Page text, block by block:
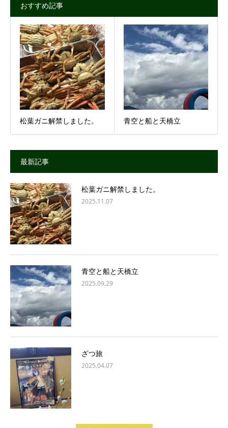
おすすめ記事
松葉ガニ解禁しました。 青空と船と天橋立
最新記事
松葉ガニ解禁しました。
2025.11.07
青空と船と天橋立
2025.09.29
ざつ旅
2025.04.07